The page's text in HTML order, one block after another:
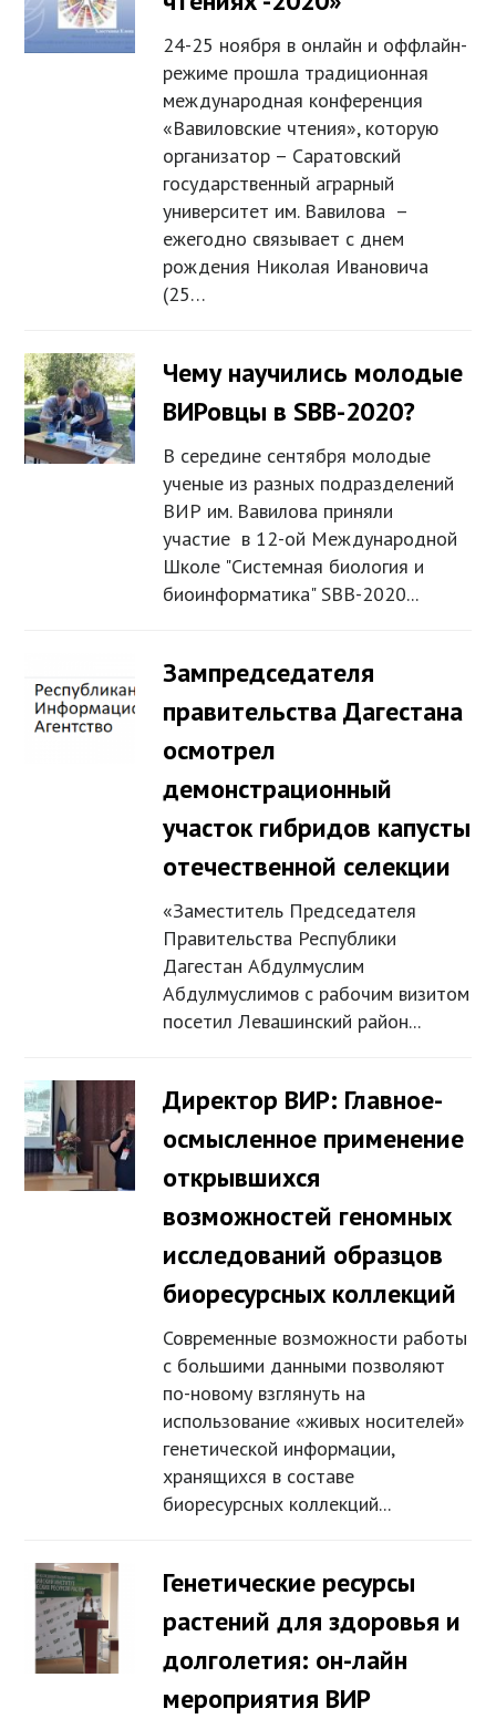
24-25 ноября в онлайн и оффлайн-
режиме прошла традиционная
международная конференция
«Вавиловские чтения», которую
организатор – Саратовский
государственный аграрный
университет им. Вавилова –
ежегодно связывает с днем
рождения Николая Ивановича
(25…
Чему научились молодые
ВИРовцы в SBB-2020?
В середине сентября молодые
ученые из разных подразделений
ВИР им. Вавилова приняли
участие в 12-ой Международной
Школе "Системная биология и
биоинформатика" SBB-2020...
Зампредседателя
правительства Дагестана
осмотрел
демонстрационный
участок гибридов капусты
отечественной селекции
«Заместитель Председателя
Правительства Республики
Дагестан Абдулмуслим
Абдулмуслимов с рабочим визитом
посетил Левашинский район...
Директор ВИР: Главное-
осмысленное применение
открывшихся
возможностей геномных
исследований образцов
биоресурсных коллекций
Современные возможности работы
с большими данными позволяют
по-новому взглянуть на
использование «живых носителей»
генетической информации,
хранящихся в составе
биоресурсных коллекций...
Генетические ресурсы
растений для здоровья и
долголетия: он-лайн
мероприятия ВИР